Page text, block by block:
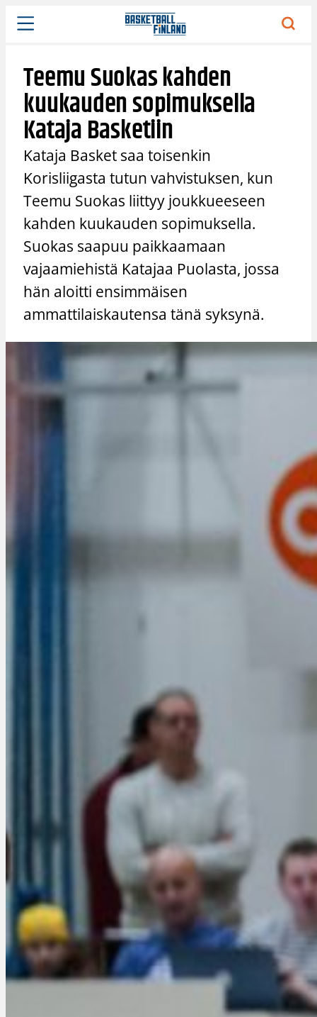
Siirry
sisältöön
Teemu Suokas kahden
kuukauden sopimuksella
Kataja Basketiin
Kataja Basket saa toisenkin
Korisliigasta tutun vahvistuksen, kun
Teemu Suokas liittyy joukkueeseen
kahden kuukauden sopimuksella.
Suokas saapuu paikkaamaan
vajaamiehistä Katajaa Puolasta, jossa
hän aloitti ensimmäisen
ammattilaiskautensa tänä syksynä.